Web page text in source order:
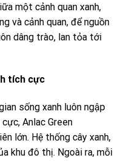
một cảnh quan xanh,
và cảnh quan, để nguồn
dâng trào, lan tỏa tới
tích cực
sống xanh luôn ngập
Anlac Green
lớn. Hệ thống cây xanh,
khu đô thị. Ngoài ra, mỗi